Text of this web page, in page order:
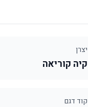
יצרן
קיה קוריאה
קוד דגם